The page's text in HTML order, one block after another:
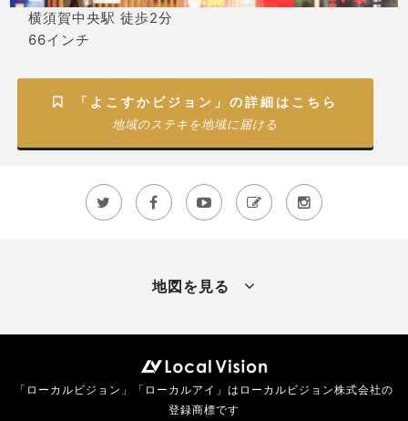
横須賀中央駅 徒歩2分
66インチ
 「よこすかビジョン」の詳細はこちら
地域のステキを地域に届ける
    
地図を見る
「ローカルビジョン」「ローカルアイ」はローカルビジョン株式会社の
登録商標です